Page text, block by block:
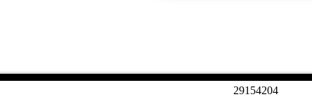
291 54204